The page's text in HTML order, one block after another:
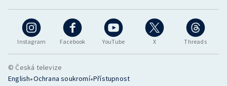
Instagram Facebook YouTube X Threads
© Česká televize
English•Ochrana soukromí•Přístupnost